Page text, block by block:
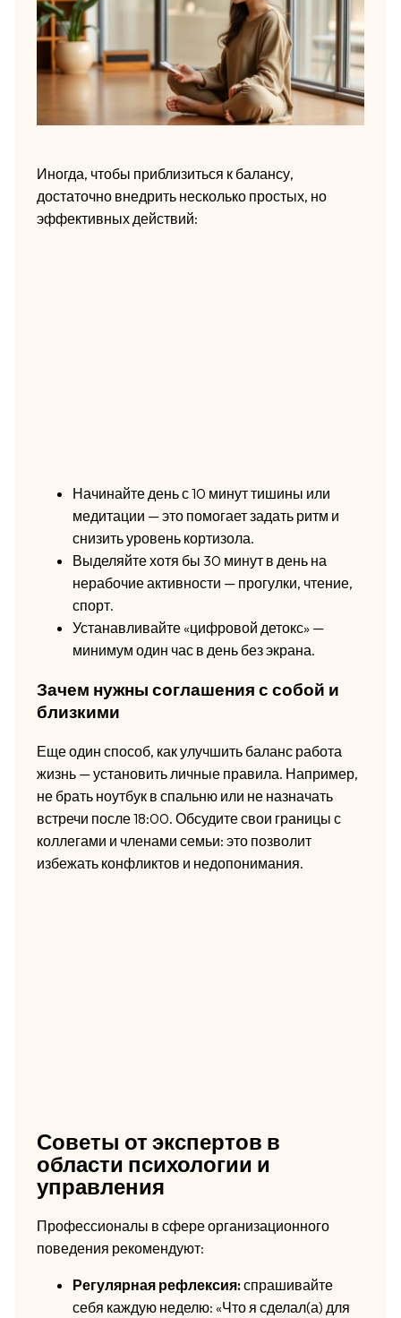
Иногда, чтобы приблизиться к балансу,
достаточно внедрить несколько простых, но
эффективных действий:
Начинайте день с 10 минут тишины или
медитации — это помогает задать ритм и
снизить уровень кортизола.
Выделяйте хотя бы 30 минут в день на
нерабочие активности — прогулки, чтение,
спорт.
Устанавливайте «цифровой детокс» —
минимум один час в день без экрана.
Зачем нужны соглашения с собой и
близкими
Еще один способ, как улучшить баланс работа
жизнь — установить личные правила. Например,
не брать ноутбук в спальню или не назначать
встречи после 18:00. Обсудите свои границы с
коллегами и членами семьи: это позволит
избежать конфликтов и недопонимания.
Советы от экспертов в
области психологии и
управления
Профессионалы в сфере организационного
поведения рекомендуют:
Регулярная рефлексия:спрашивайте
себя каждую неделю: «Что я сделал(а) для